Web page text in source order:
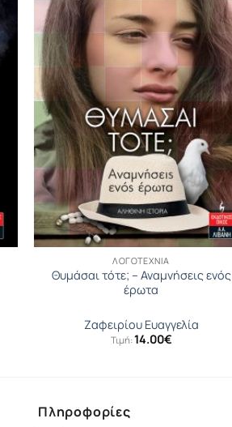
ΛΟΓΟΤΕΧΝΊΑ
Θυμάσαι τότε; – Αναμνήσεις ενός
έρωτα
Ζαφειρίου Ευαγγελία
Τιμή:14.00€
Πληροφορίες